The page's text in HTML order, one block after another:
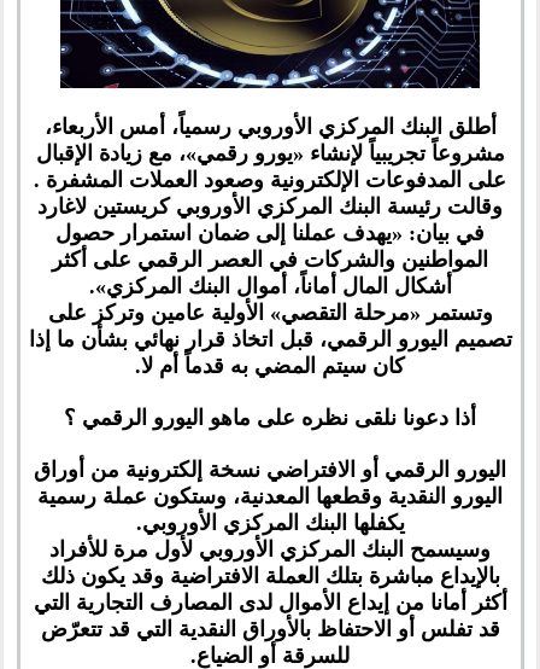
أطلق البنك المركزي الأوروبي رسمياً، أمس الأربعاء،
مشروعاً تجريبياً لإنشاء «يورو رقمي»، مع زيادة الإقبال
على المدفوعات الإلكترونية وصعود العملات المشفرة .
وقالت رئيسة البنك المركزي الأوروبي كريستين لاغارد
في بيان: «يهدف عملنا إلى ضمان استمرار حصول
المواطنين والشركات في العصر الرقمي على أكثر
أشكال المال أماناً، أموال البنك المركزي».
وتستمر «مرحلة التقصي» الأولية عامين وتركز على
تصميم اليورو الرقمي، قبل اتخاذ قرار نهائي بشأن ما إذا
كان سيتم المضي به قدماً أم لا.
أذا دعونا نلقى نظره على ماهو اليورو الرقمي ؟
اليورو الرقمي أو الافتراضي نسخة إلكترونية من أوراق
اليورو النقدية وقطعها المعدنية، وستكون عملة رسمية
يكفلها البنك المركزي الأوروبي.
وسيسمح البنك المركزي الأوروبي لأول مرة للأفراد
بالإيداع مباشرة بتلك العملة الافتراضية وقد يكون ذلك
أكثر أمانا من إيداع الأموال لدى المصارف التجارية التي
قد تفلس أو الاحتفاظ بالأوراق النقدية التي قد تتعرّض
للسرقة أو الضياع.